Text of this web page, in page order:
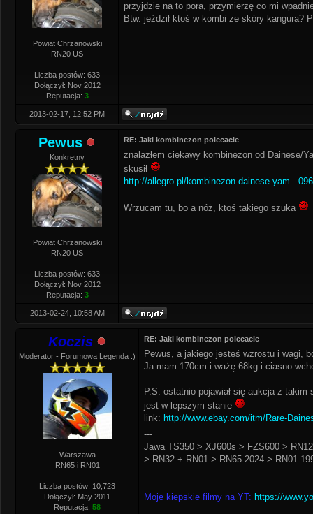
Powiat Chrzanowski
RN20 US
Liczba postów: 633
Dołączył: Nov 2012
Reputacja: 3
przyjdzie na to pora, przymierzę co mi
Btw. jeździł ktoś w kombi ze skóry kangura?
2013-02-17, 12:52 PM
Pewus
Konkretny
Powiat Chrzanowski
RN20 US
Liczba postów: 633
Dołączył: Nov 2012
Reputacja: 3
RE: Jaki kombinezon polecacie
znalazłem ciekawy kombinezon od Dainese/
skusił
http://allegro.pl/kombinezon-dainese-
Wrzucam tu, bo a nóż, ktoś takiego szuka
2013-02-24, 10:58 AM
Koczis
Moderator - Forumowa Legenda :)
Warszawa
RN65 i RN01
Liczba postów: 10,723
Dołączył: May 2011
Reputacja: 58
RE: Jaki kombinezon polecacie
Pewus, a jakiego jesteś wzrostu i wagi,
Ja mam 170cm i ważę 68kg i ciasno
P.S. ostatnio pojawiał się aukcja z
jest w lepszym stanie
link: http://www.ebay.com/itm/Rare-
---
Jawa TS350 > XJ600s > FZS600 >
> RN32 + RN01 > RN65 2024 > RN01
Moje kiepskie filmy na YT: https://